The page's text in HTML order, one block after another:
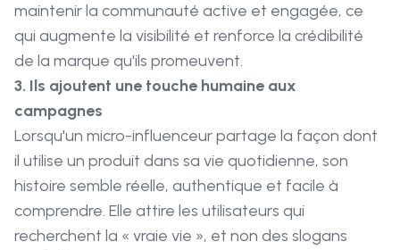
maintenir la communauté active et engagée, ce
qui augmente la visibilité et renforce la crédibilité
de la marque qu'ils promeuvent.
3. Ils ajoutent une touche humaine aux
campagnes
Lorsqu'un micro-influenceur partage la façon dont
il utilise un produit dans sa vie quotidienne, son
histoire semble réelle, authentique et facile à
comprendre. Elle attire les utilisateurs qui
recherchent la « vraie vie », et non des slogans